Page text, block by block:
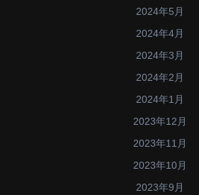
2024年5月
2024年4月
2024年3月
2024年2月
2024年1月
2023年12月
2023年11月
2023年10月
2023年9月